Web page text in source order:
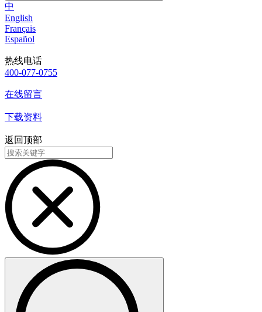
中
English
Français
Español
热线电话
400-077-0755
在线留言
下载资料
返回顶部